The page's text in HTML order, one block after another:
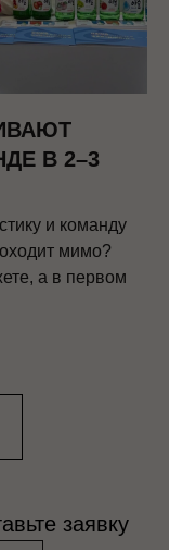
В 2–3
и команду
мимо?
а в первом
заявку